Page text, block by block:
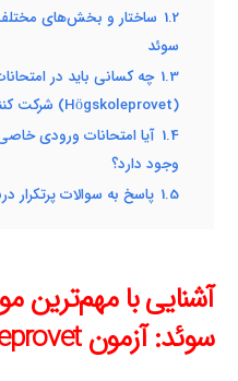
1.2 ساختار و بخش‌های
سوئد
1.3 چه کسانی باید در
(Högskoleprovet) شرکت کنند؟
1.4 آیا امتحانات ورودی
وجود دارد؟
1.5 پاسخ به سوالات پرتکرار
آشنایی با مهم‌ترین
سوئد: آزمون Högskoleprovet